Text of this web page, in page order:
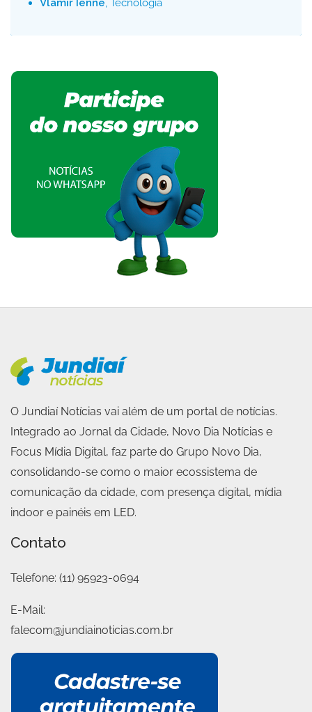
Vlamir Ienne, Tecnologia
O Jundiaí Notícias vai além de um portal de notícias.
Integrado ao Jornal da Cidade, Novo Dia Notícias e
Focus Mídia Digital, faz parte do Grupo Novo Dia,
consolidando-se como o maior ecossistema de
comunicação da cidade, com presença digital, mídia
indoor e painéis em LED.
Contato
Telefone: (11) 95923-0694
E-Mail:
falecom@jundiainoticias.com.br